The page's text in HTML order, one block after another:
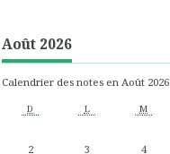
Août 2026
Calendrier des notes en Août 2026
D L M
2
3 4